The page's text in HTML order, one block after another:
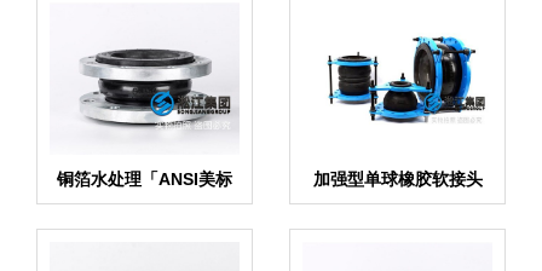
铜箔水处理「ANSI美标
柔性接头」
加强型单球橡胶软接头